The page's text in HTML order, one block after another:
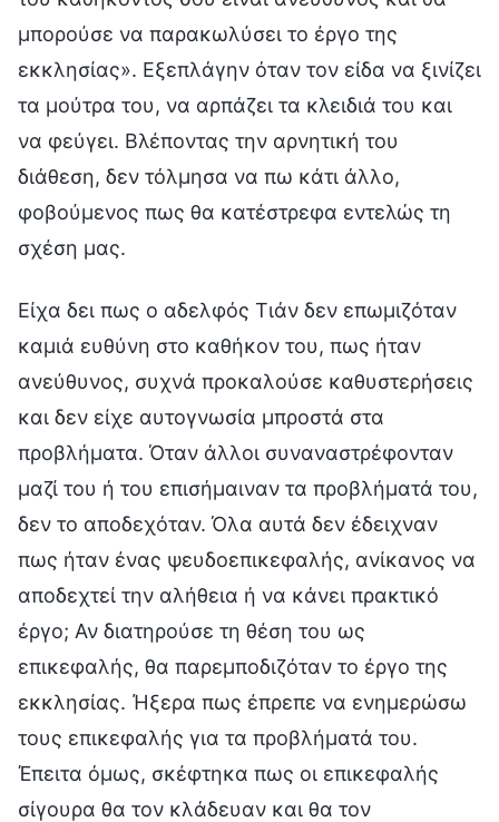
μπορούσε να παρακωλύσει το έργο της
εκκλησίας». Εξεπλάγην όταν τον είδα να ξινίζει
τα μούτρα του, να αρπάζει τα κλειδιά του και
να φεύγει. Βλέποντας την αρνητική του
διάθεση, δεν τόλμησα να πω κάτι άλλο,
φοβούμενος πως θα κατέστρεφα εντελώς τη
σχέση μας.
Είχα δει πως ο αδελφός Τιάν δεν επωμιζόταν
καμιά ευθύνη στο καθήκον του, πως ήταν
ανεύθυνος, συχνά προκαλούσε καθυστερήσεις
και δεν είχε αυτογνωσία μπροστά στα
προβλήματα. Όταν άλλοι συναναστρέφονταν
μαζί του ή του επισήμαιναν τα προβλήματά του,
δεν το αποδεχόταν. Όλα αυτά δεν έδειχναν
πως ήταν ένας ψευδοεπικεφαλής, ανίκανος να
αποδεχτεί την αλήθεια ή να κάνει πρακτικό
έργο; Αν διατηρούσε τη θέση του ως
επικεφαλής, θα παρεμποδιζόταν το έργο της
εκκλησίας. Ήξερα πως έπρεπε να ενημερώσω
τους επικεφαλής για τα προβλήματά του.
Έπειτα όμως, σκέφτηκα πως οι επικεφαλής
σίγουρα θα τον κλάδευαν και θα τον